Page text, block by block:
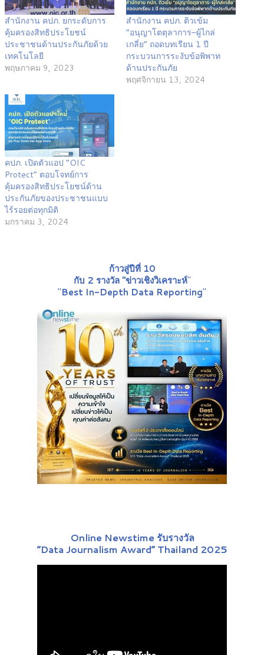
สำนักงาน คปภ. ยกระดับการ
คุ้มครองสิทธิประโยชน์
ประชาชนด้านประกันภัยด้วย
เทคโนโลยี
พฤษภาคม 9, 2023
สำนักงาน คปภ. ติวเข้ม
“อนุญาโตตุลาการ–ผู้ไกล่
เกลี่ย” ถอดบทเรียน 1 ปี
กระบวนการระงับข้อพิพาท
ด้านประกันภัย
พฤศจิกายน 13, 2024
คปภ. เปิดตัวแอป “OIC
Protect” ตอบโจทย์การ
คุ้มครองสิทธิประโยชน์ด้าน
ประกันภัยของประชาชนแบบ
ไร้รอยต่อทุกมิติ
มกราคม 3, 2024
ก้าวสู่ปีที่ 10
กับ 2 รางวัล "ข่าวเชิงวิเคราะห์"
"Best In-Depth Data Reporting"
Online Newstime รับรางวัล
“Data Journalism Award” Thailand 2025